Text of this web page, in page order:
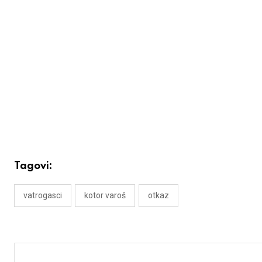
Tagovi:
vatrogasci kotor varoš otkaz